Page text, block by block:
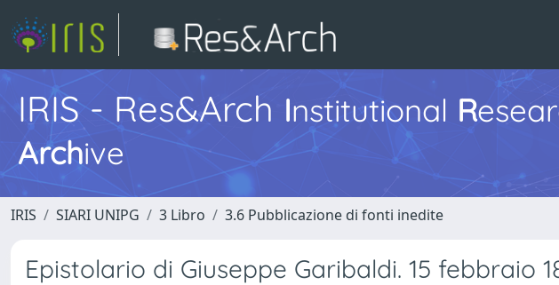
IRIS - Res&Arch Institutional R
Archive
IRIS SIARI UNIPG 3 Libro 3.6 Pubblicazione di fonti inedite
Epistolario di Giuseppe Garibaldi. 15 febbraio